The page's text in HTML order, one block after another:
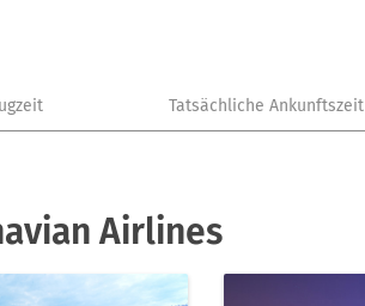
Tatsächliche Ankunftszeit
Airlines